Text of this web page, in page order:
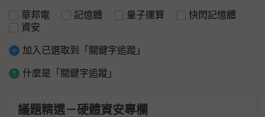
華邦電 記憶體 量子運算
快閃記憶體
資安
加入已選取到「關鍵字追蹤」
什麼是「關鍵字追蹤」
議題精選－硬體資安專欄